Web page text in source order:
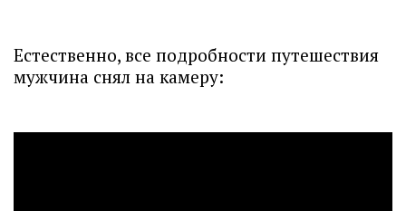
Естественно, все подробности путешествия
мужчина снял на камеру: